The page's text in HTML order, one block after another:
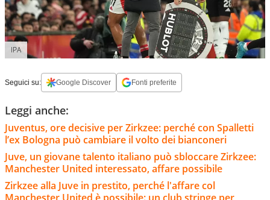
IPA
Seguici su: Google Discover Fonti preferite
Leggi anche:
Juventus, ore decisive per Zirkzee: perché con Spalletti
l’ex Bologna può cambiare il volto dei bianconeri
Juve, un giovane talento italiano può sbloccare Zirkzee:
Manchester United interessato, affare possibile
Zirkzee alla Juve in prestito, perché l'affare col